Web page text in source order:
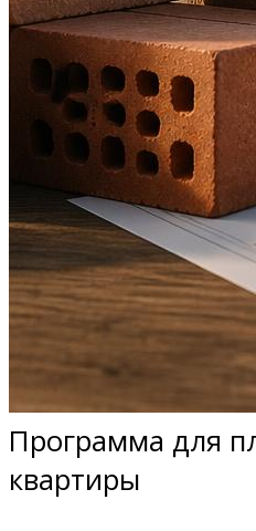
Программа для
квартиры